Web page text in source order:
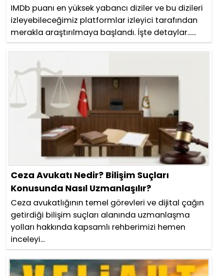
IMDb puanı en yüksek yabancı diziler ve bu dizileri
izleyebileceğimiz platformlar izleyici tarafından
merakla araştırılmaya başlandı. İşte detaylar......
Ceza Avukatı Nedir? Bilişim Suçları
Konusunda Nasıl Uzmanlaşılır?
Ceza avukatlığının temel görevleri ve dijital çağın
getirdiği bilişim suçları alanında uzmanlaşma
yolları hakkında kapsamlı rehberimizi hemen
inceleyi...